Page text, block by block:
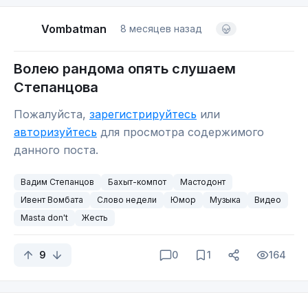
одним словом.
если у вас есть друзья Румыны.
Vombatman 8 месяцев назад
Волею рандома опять слушаем
Степанцова
Пожалуйста, зарегистрируйтесь или
авторизуйтесь для просмотра содержимого
данного поста.
Вадим Степанцов Бахыт-компот
Мастодонт
Ивент Вомбата
Слово недели Юмор Музыка
Видео
Masta don't
Жесть
9 0 1 164